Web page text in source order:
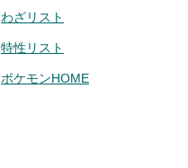
わざリスト
特性リスト
ポケモンHOME